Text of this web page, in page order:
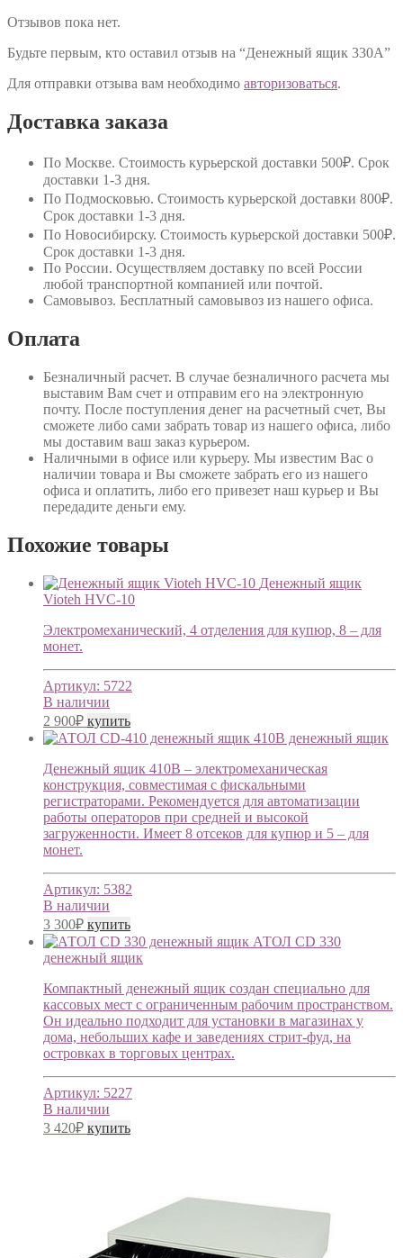
Отзывов пока нет.
Будьте первым, кто оставил отзыв на “Денежный ящик 330A”
Для отправки отзыва вам необходимо авторизоваться.
Доставка заказа
По Москве. Стоимость курьерской доставки 500₽. Срок
доставки 1-3 дня.
По Подмосковью. Стоимость курьерской доставки 800₽.
Срок доставки 1-3 дня.
По Новосибирску. Стоимость курьерской доставки 500₽.
Срок доставки 1-3 дня.
По России. Осуществляем доставку по всей России
любой транспортной компанией или почтой.
Самовывоз. Бесплатный самовывоз из нашего офиса.
Оплата
Безналичный расчет. В случае безналичного расчета мы
выставим Вам счет и отправим его на электронную
почту. После поступления денег на расчетный счет, Вы
сможете либо сами забрать товар из нашего офиса, либо
мы доставим ваш заказ курьером.
Наличными в офисе или курьеру. Мы известим Вас о
наличии товара и Вы сможете забрать его из нашего
офиса и оплатить, либо его привезет наш курьер и Вы
передадите деньги ему.
Похожие товары
Денежный ящик
Vioteh HVC-10
Электромеханический, 4 отделения для купюр, 8 – для
монет.
Артикул: 5722
В наличии
2 900₽ купить
410В денежный ящик
Денежный ящик 410В – электромеханическая
конструкция, совместимая с фискальными
регистраторами. Рекомендуется для автоматизации
работы операторов при средней и высокой
загруженности. Имеет 8 отсеков для купюр и 5 – для
монет.
Артикул: 5382
В наличии
3 300₽ купить
АТОЛ CD 330
денежный ящик
Компактный денежный ящик создан специально для
кассовых мест с ограниченным рабочим пространством.
Он идеально подходит для установки в магазинах у
дома, небольших кафе и заведениях стрит-фуд, на
островках в торговых центрах.
Артикул: 5227
В наличии
3 420₽ купить